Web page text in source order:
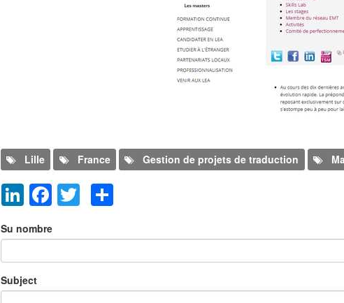
Lille
France Gestion de projets de traduction
LinkedIn
Facebook
TwitterShare
Su nombre
Subject